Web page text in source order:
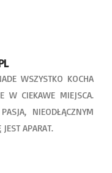
WSZYSTKO KOCHA
W CIEKAWE MIEJSCA.
NIEODŁĄCZNYM
APARAT.